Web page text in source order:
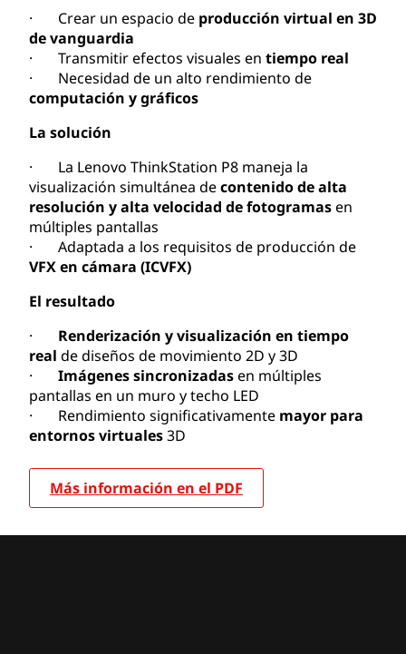
· Crear un espacio de producción virtual en 3D
de vanguardia
· Transmitir efectos visuales en tiempo real
· Necesidad de un alto rendimiento de
computación y gráficos
La solución
· La Lenovo ThinkStation P8 maneja la
visualización simultánea decontenido de alta
resolución y alta velocidad de fotogramasen
múltiples pantallas
· Adaptada a los requisitos de producción de
VFX en cámara (ICVFX)
El resultado
· Renderización y visualización en tiempo
real de diseños de movimiento 2D y 3D
· Imágenes sincronizadasen múltiples
pantallas en un muro y techo LED
· Rendimiento significativamente mayor para
entornos virtuales3D
Más información en el PDF